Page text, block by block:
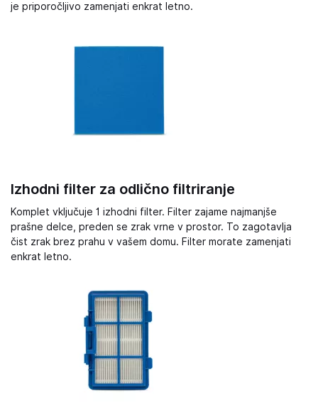
je priporočljivo zamenjati enkrat letno.
Izhodni filter za odlično filtriranje
Komplet vključuje 1 izhodni filter. Filter zajame najmanjše
prašne delce, preden se zrak vrne v prostor. To zagotavlja
čist zrak brez prahu v vašem domu. Filter morate zamenjati
enkrat letno.